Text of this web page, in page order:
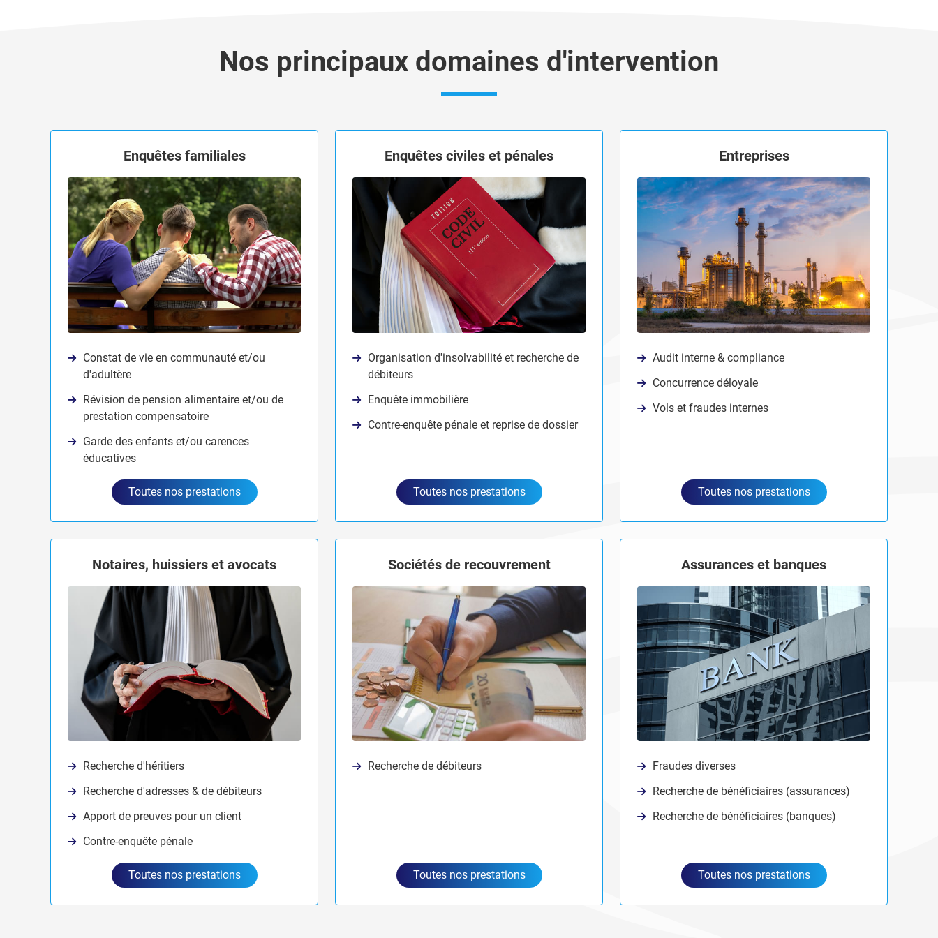
Nos principaux domaines d'intervention
Enquêtes familiales
Constat de vie en communauté et/ou
d'adultère
Révision de pension alimentaire et/ou de
prestation compensatoire
Garde des enfants et/ou carences
éducatives
Toutes nos prestations
Enquêtes civiles et pénales
Organisation d'insolvabilité et recherche de
débiteurs
Enquête immobilière
Contre-enquête pénale et reprise de dossier
Toutes nos prestations
Entreprises
Audit interne & compliance
Concurrence déloyale
Vols et fraudes internes
Toutes nos prestations
Notaires, huissiers et avocats
Recherche d'héritiers
Recherche d'adresses & de débiteurs
Apport de preuves pour un client
Contre-enquête pénale
Toutes nos prestations
Sociétés de recouvrement
Recherche de débiteurs
Toutes nos prestations
Assurances et banques
Fraudes diverses
Recherche de bénéficiaires (assurances)
Recherche de bénéficiaires (banques)
Toutes nos prestations